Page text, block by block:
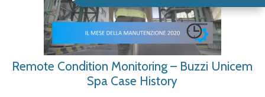
Remote Condition Monitoring – Buzzi Unicem
Spa Case History